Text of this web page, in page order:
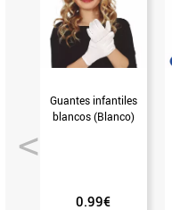
Guantes infantiles
blancos (Blanco)
0.99€